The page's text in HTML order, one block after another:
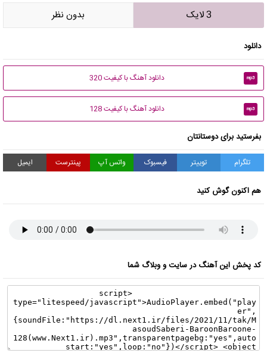
3 لایک بدون نظر
دانلود
mp3 دانلود آهنگ با کیفیت 320
mp3 دانلود آهنگ با کیفیت 128
بفرستید برای دوستانتان
تلگرام توییتر فیسبوک واتس آپ پینترست ایمیل
هم اکنون گوش کنید
کد پخش این آهنگ در سایت و وبلاگ شما